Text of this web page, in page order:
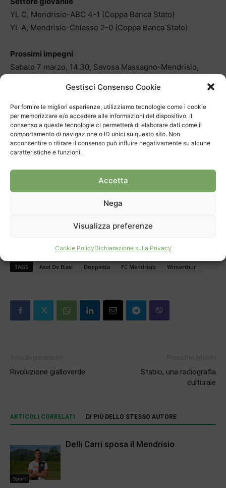
Gestisci Consenso Cookie
Per fornire le migliori esperienze, utilizziamo tecnologie come i cookie
per memorizzare e/o accedere alle informazioni del dispositivo. Il
consenso a queste tecnologie ci permetterà di elaborare dati come il
comportamento di navigazione o ID unici su questo sito. Non
acconsentire o ritirare il consenso può influire negativamente su alcune
caratteristiche e funzioni.
Accetta
Nega
Visualizza preferenze
Cookie PolicyDichiarazione sulla Privacy
YL C, Mendrisio-ABC 4-1 (Coppa Banca Stato)
YL A, Mendrisio-Chiasso 2-0 (Coppa Banca Stato)
Prossimi impegni
Sabato 7 marzo, 14.30, Savosa Massagno-Mendrisio,
Sabato 7 marzo, 15.00, Sassariente-Mendrisio, Youth
League C
Sabato 7 marzo, 15.00, Comunale, Mendrisio-Kosova,
Prima Lega Classic
Domenica 8 marzo, 14.00, Bellinzona-Mendrisio, Youth
Domenica 8 marzo, 14.30, Adorna, Mendrisio-Rapid
TAGS Axel De Biasi Doppietta FC Mendrisio Winterthur
Rivoluzione gialloverde
Stabio, una radiografia
culturale
ARTICOLI CORRELATI DI PIÙ DELLO STESSO AUTORE
Sport
Delli Carri sposa il Mendrisio